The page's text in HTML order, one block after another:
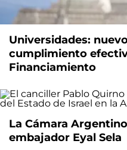
Universidades:
cumplimiento
Financiamiento
La Cámara
embajador Eyal Sela